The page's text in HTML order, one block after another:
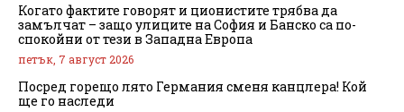
Когато фактите говорят и ционистите трябва да
замълчат – защо улиците на София и Банско са по-
спокойни от тези в Западна Европа
петък, 7 август 2026
Посред горещо лято Германия сменя канцлера! Кой
ще го наследи